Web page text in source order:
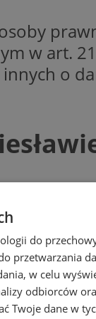
w art.
o
czyli
a
do
przetwarzania
w celu
odbiorców
Twoje dane w